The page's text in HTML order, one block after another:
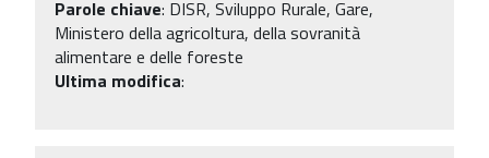
Parole chiave: DISR, Sviluppo Rurale, Gare,
Ministero della agricoltura, della sovranità
alimentare e delle foreste
Ultima modifica: